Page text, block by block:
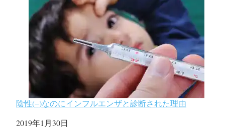
陰性(−)なのにインフルエンザと診断された理由
日付
2019年1月30日